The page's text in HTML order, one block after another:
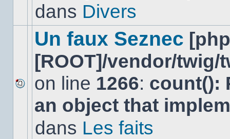
dansdans Divers
Aucun
nouveau
message
Un faux Seznec
[ROOT]/vendor/
on line 1266: count():
an object that
dans Les faits